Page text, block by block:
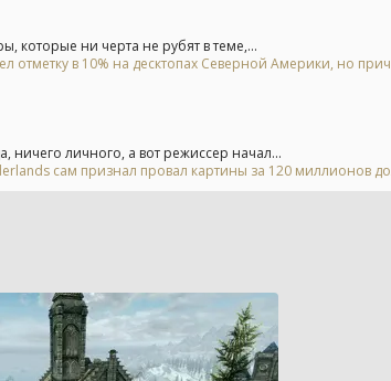
которые ни черта не рубят в теме,...
отметку в 10% на десктопах Северной Америки, но
ничего личного, а вот режиссер начал...
сам признал провал картины за 120 миллионов